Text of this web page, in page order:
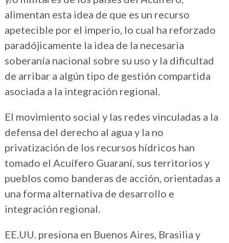
alimentan esta idea de que es un recurso
apetecible por el imperio, lo cual ha reforzado
paradójicamente la idea de la necesaria
soberanía nacional sobre su uso y la dificultad
de arribar a algún tipo de gestión compartida
asociada a la integración regional.
El movimiento social y las redes vinculadas a la
defensa del derecho al agua y la no
privatización de los recursos hídricos han
tomado el Acuífero Guaraní, sus territorios y
pueblos como banderas de acción, orientadas a
una forma alternativa de desarrollo e
integración regional.
EE.UU. presiona en Buenos Aires, Brasilia y